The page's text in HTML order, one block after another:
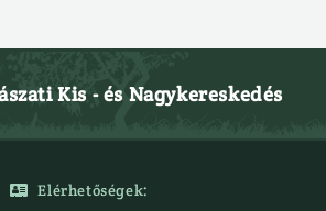
Kis - és Nagykereskedés

Elérhetőségek: